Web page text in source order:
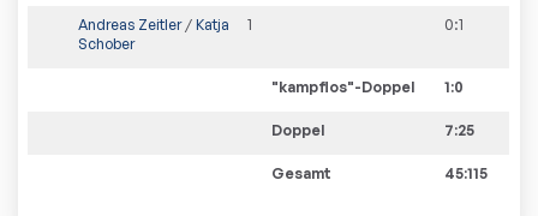
Andreas Zeitler/ Katja
Schober
1 0:1
"kampflos"-Doppel 1:0
Doppel 7:25
Gesamt 45:115